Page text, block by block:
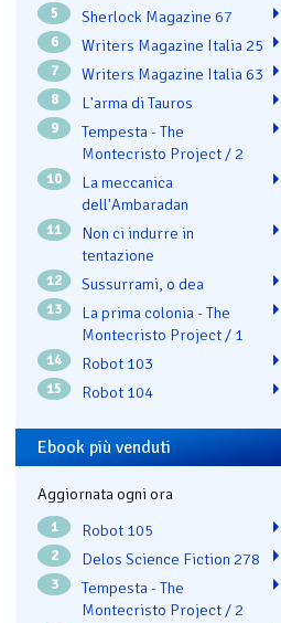
5 Sherlock Magazine 67
6 Writers Magazine Italia 25
7 Writers Magazine Italia 63
8 L'arma di Tauros
9
Tempesta - The
Montecristo Project / 2
10
La meccanica
dell'Ambaradan
11
Non ci indurre in
tentazione
12 Sussurrami, o dea
13
La prima colonia - The
Montecristo Project / 1
14 Robot 103
15 Robot 104
Ebook più venduti
Aggiornata ogni ora
1 Robot 105
2 Delos Science Fiction 278
3
Tempesta - The
Montecristo Project / 2